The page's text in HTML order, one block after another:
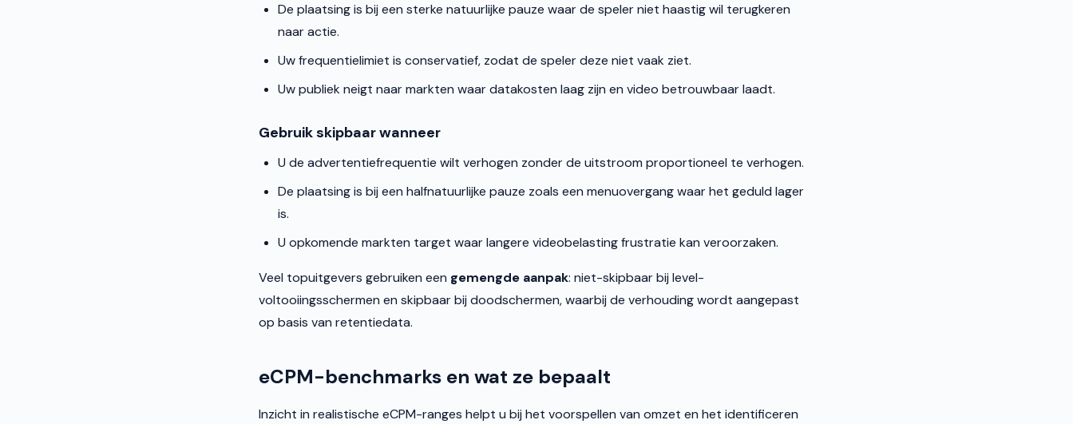
De plaatsing is bij een sterke natuurlijke pauze waar de speler niet haastig wil terugkeren
naar actie.
Uw frequentielimiet is conservatief, zodat de speler deze niet vaak ziet.
Uw publiek neigt naar markten waar datakosten laag zijn en video betrouwbaar laadt.
Gebruik skipbaar wanneer
U de advertentiefrequentie wilt verhogen zonder de uitstroom proportioneel te verhogen.
De plaatsing is bij een halfnatuurlijke pauze zoals een menuovergang waar het geduld lager
is.
U opkomende markten target waar langere videobelasting frustratie kan veroorzaken.
Veel topuitgevers gebruiken een gemengde aanpak: niet-skipbaar bij level-
voltooiingsschermen en skipbaar bij doodschermen, waarbij de verhouding wordt aangepast
op basis van retentiedata.
eCPM-benchmarks en wat ze bepaalt
Inzicht in realistische eCPM-ranges helpt u bij het voorspellen van omzet en het identificeren